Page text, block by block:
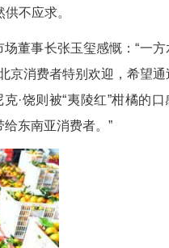
加工车间内，分选
“夷陵红”柑橘是“宜